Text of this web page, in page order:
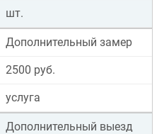
шт.
Дополнительный замер
2500 руб.
услуга
Дополнительный выезд